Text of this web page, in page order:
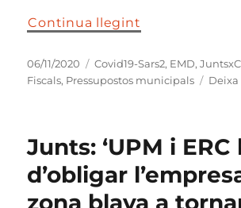
Continua llegint
Publicat
el
06/11/2020 Categories
Covid19-Sars2, EMD,
Fiscals, Pressupostos municipals
Junts: ‘UPM i ERC
d’obligar
zona blava a